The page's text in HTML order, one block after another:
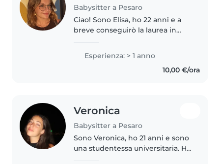
Babysitter a Pesaro
Ciao! Sono Elisa, ho 22 anni e a
breve conseguirò la laurea in
confermare e approfondire il
mio interesse per tutto ciò che..
Esperienza: > 1 anno
10,00 €/ora
Veronica
Babysitter a Pesaro
Sono Veronica, ho 21 anni e sono
una studentessa universitaria. Ho